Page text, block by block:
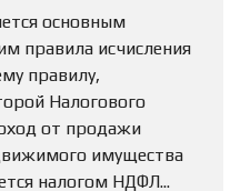
основным
правила исчисления
правилу,
Налогового
от продажи
имущества
налогом НДФЛ...